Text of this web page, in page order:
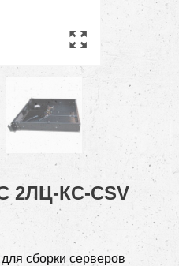
2ЛЦ-КС-CSV
сборки серверов